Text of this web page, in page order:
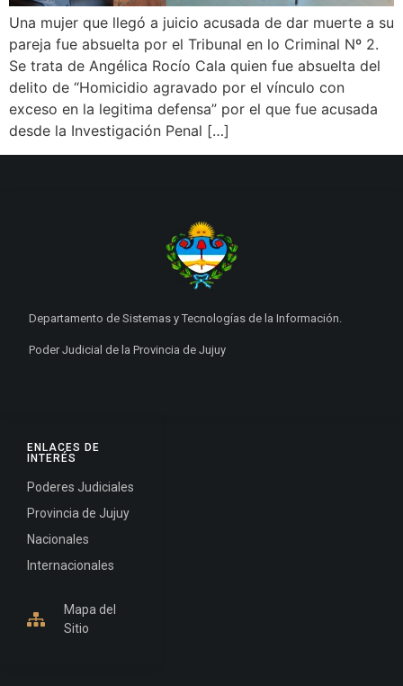
Una mujer que llegó a juicio acusada de dar muerte a su
pareja fue absuelta por el Tribunal en lo Criminal Nº 2.
Se trata de Angélica Rocío Cala quien fue absuelta del
delito de “Homicidio agravado por el vínculo con
exceso en la legitima defensa” por el que fue acusada
desde la Investigación Penal […]
ENLACES DE
INTERÉS
Poderes Judiciales
Provincia de Jujuy
Nacionales
Internacionales
Mapa del
Sitio
Departamento de Sistemas y Tecnologías de la Información.
Poder Judicial de la Provincia de Jujuy